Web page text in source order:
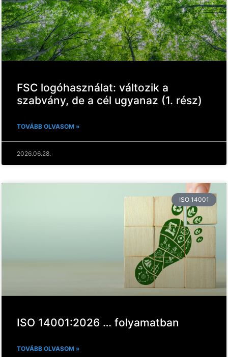
FSC logóhasználat: változik a
szabvány, de a cél ugyanaz (1. rész)
TOVÁBB OLVASOM »
2026.06.28.
ISO 14001
ISO 14001:2026 … folyamatban
TOVÁBB OLVASOM »